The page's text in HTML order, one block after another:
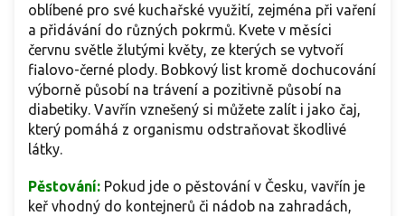
oblíbené pro své kuchařské využití, zejména při vaření
a přidávání do různých pokrmů. Kvete v měsíci
červnu světle žlutými květy, ze kterých se vytvoří
fialovo-černé plody. Bobkový list kromě dochucování
výborně působí na trávení a pozitivně působí na
diabetiky. Vavřín vznešený si můžete zalít i jako čaj,
který pomáhá z organismu odstraňovat škodlivé
látky.
Pěstování: Pokud jde o pěstování v Česku, vavřín je
keř vhodný do kontejnerů či nádob na zahradách,